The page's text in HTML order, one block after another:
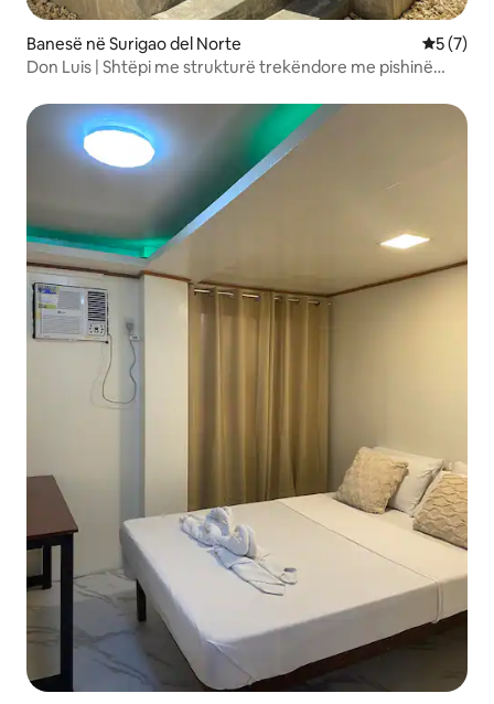
Banesë në Surigao del Norte
5 (7)
Don Luis | Shtëpi me strukturë trekëndore me pishinë